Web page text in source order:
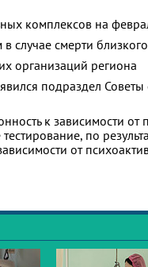
комплексов на
случае смерти
организаций региона
подраздел
к зависимости от
по
от